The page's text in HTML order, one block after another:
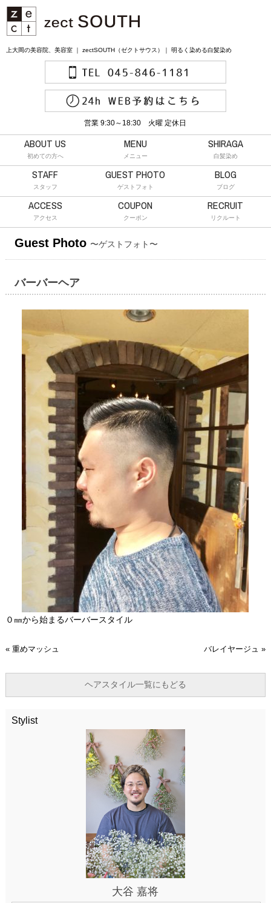
上大岡の美容院、美容室 ｜ zectSOUTH（ゼクトサウス）｜ 明るく染める白髪染め
営業 9:30～18:30 火曜 定休日
ABOUT US
初めての方へ
MENU
メニュー
SHIRAGA
白髪染め
STAFF
スタッフ
GUEST PHOTO
ゲストフォト
BLOG
ブログ
ACCESS
アクセス
COUPON
クーポン
RECRUIT
リクルート
Guest Photo 〜ゲストフォト〜
バーバーヘア
０㎜から始まるバーバースタイル
« 重めマッシュ バレイヤージュ »
ヘアスタイル一覧にもどる
Stylist
大谷 嘉将